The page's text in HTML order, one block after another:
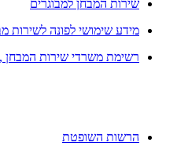
שירות המבחן למבוגרים
מידע שימושי לפונה לשירות
רשימת משרדי שירות המבחן ,
הרשות השופטת